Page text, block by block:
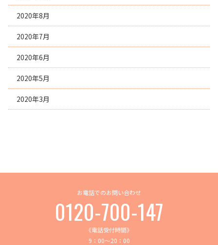
2020年8月
2020年7月
2020年6月
2020年5月
2020年3月
お電話でのお問い合わせ
0120-700-147
《電話受付時間》
9：00～20：00